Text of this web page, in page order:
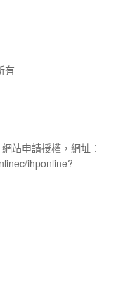
有
站申請授權，網址：
ihponline?